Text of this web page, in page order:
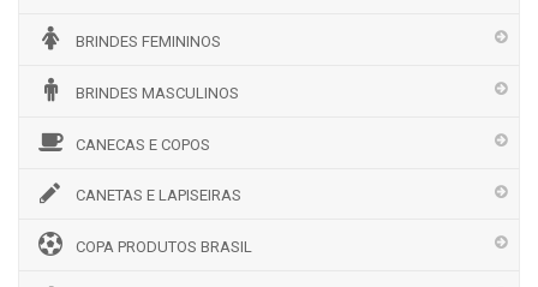
BRINDES FEMININOS
BRINDES MASCULINOS
CANECAS E COPOS
CANETAS E LAPISEIRAS
COPA PRODUTOS BRASIL